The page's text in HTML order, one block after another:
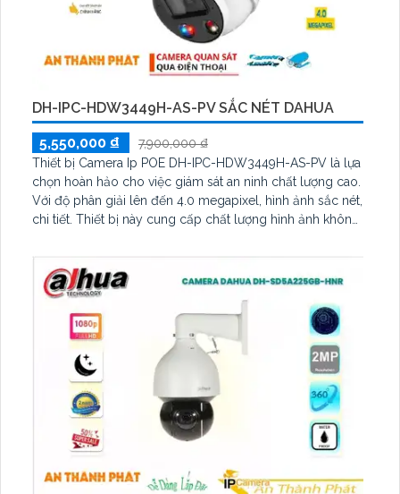
DH-IPC-HDW3449H-AS-PV SẮC NÉT DAHUA
5,550,000 ₫
7,900,000 ₫
Thiết bị Camera Ip POE DH-IPC-HDW3449H-AS-PV là lựa
chọn hoàn hảo cho việc giám sát an ninh chất lượng cao.
Với độ phân giải lên đến 4.0 megapixel, hình ảnh sắc nét,
chi tiết. Thiết bị này cung cấp chất lượng hình ảnh không